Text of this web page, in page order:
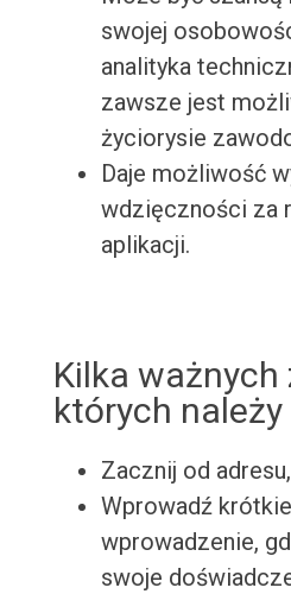
swojej
analityka
zawsze jest
życiorysie
Daje możliwość
wdzięczności za
aplikacji.
Kilka ważnych
których
Zacznij od
Wprowadź
wprowadzenie,
swoje